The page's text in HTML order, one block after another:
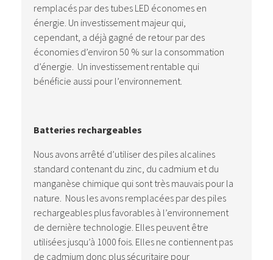
remplacés par des tubes LED économes en
énergie. Un investissement majeur qui,
cependant, a déjà gagné de retour par des
économies d’environ 50 % sur la consommation
d’énergie. Un investissement rentable qui
bénéficie aussi pour l’environnement.
Batteries rechargeables
Nous avons arrêté d’utiliser des piles alcalines
standard contenant du zinc, du cadmium et du
manganèse chimique qui sont très mauvais pour la
nature. Nous les avons remplacées par des piles
rechargeables plus favorables à l’environnement
de dernière technologie. Elles peuvent être
utilisées jusqu’à 1000 fois. Elles ne contiennent pas
de cadmium donc plus sécuritaire pour